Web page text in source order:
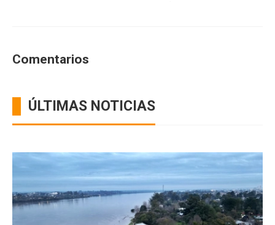
Comentarios
ÚLTIMAS NOTICIAS